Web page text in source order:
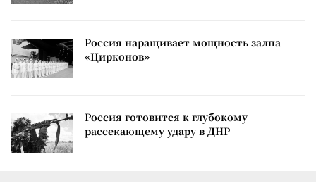
Россия наращивает мощность залпа
«Цирконов»
Россия готовится к глубокому
рассекающему удару в ДНР